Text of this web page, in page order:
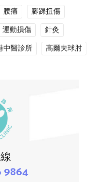
腰痛
腳踝扭傷
運動損傷
針灸
中醫診所 高爾夫球肘
9864